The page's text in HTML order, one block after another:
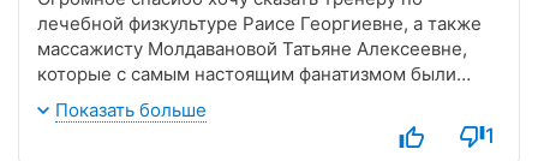
лечебной физкультуре Раисе Георгиевне, а также
массажисту Молдавановой Татьяне Алексеевне,
которые с самым настоящим фанатизмом были
заинтересованны в моем излечении и всячески в
этом помогали, другими словами: золотые люди, а
Показать больше
1